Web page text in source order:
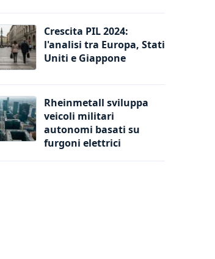
Crescita PIL 2024:
l'analisi tra Europa, Stati
Uniti e Giappone
Rheinmetall sviluppa
veicoli militari
autonomi basati su
furgoni elettrici